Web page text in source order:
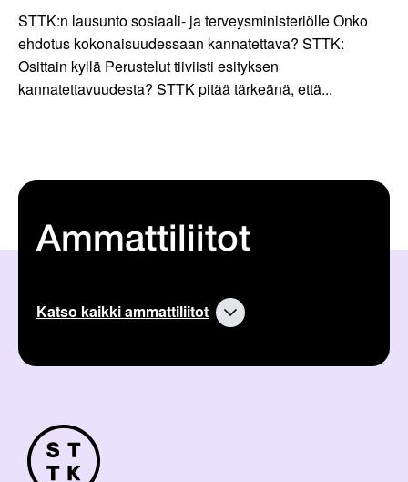
STTK:n lausunto sosiaali- ja terveysministeriölle Onko
ehdotus kokonaisuudessaan kannatettava? STTK:
Osittain kyllä Perustelut tiiviisti esityksen
kannatettavuudesta? STTK pitää tärkeänä, että...
Ammattiliitot
Katso kaikki ammattiliitot